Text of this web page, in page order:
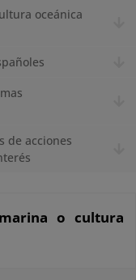
oceánica
de acciones
o cultura